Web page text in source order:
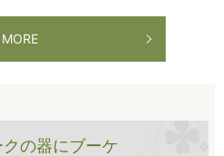
MORE
の器にブーケ